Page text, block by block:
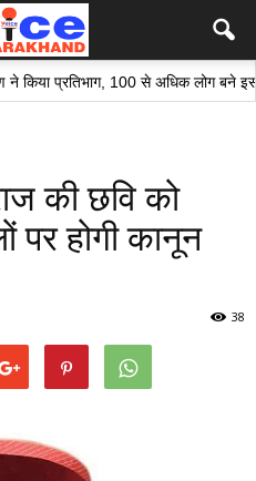
100 से अधिक लोग बने इस अभियान
की छवि को
पर होगी कानून
38